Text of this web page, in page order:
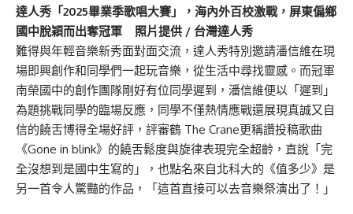
達人秀「2025畢業季歌唱大賽」，海內外百校激戰，屏東偏鄉
國中脫穎而出奪冠軍 照片提供 / 台灣達人秀
難得與年輕音樂新秀面對面交流，達人秀特別邀請潘信維在現
場即興創作和同學們一起玩音樂，從生活中尋找靈感。而冠軍
南榮國中的創作團隊剛好有位同學遲到，潘信維便以「遲到」
為題挑戰同學的臨場反應，同學不僅熱情應戰還展現真誠又自
信的饒舌博得全場好評，評審鶴 The Crane更稱讚投稿歌曲
《Gone in blink》的饒舌鬆度與旋律表現完全超齡，直說「完
全沒想到是國中生寫的」，也點名來自北科大的《值多少》是
另一首令人驚豔的作品，「這首直接可以去音樂祭演出了！」